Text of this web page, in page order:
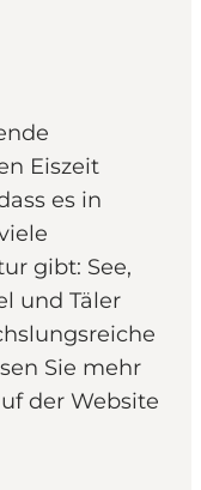
Eiszeit
es in
gibt: See,
und Täler
Sie mehr
der Website